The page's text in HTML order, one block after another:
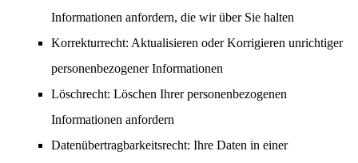
Informationen anfordern, die wir über Sie halten
Korrekturrecht: Aktualisieren oder Korrigieren unrichtiger
personenbezogener Informationen
Löschrecht: Löschen Ihrer personenbezogenen
Informationen anfordern
Datenübertragbarkeitsrecht: Ihre Daten in einer